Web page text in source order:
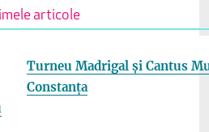
articole
Turneu Madrigal și Cantus
Constanța